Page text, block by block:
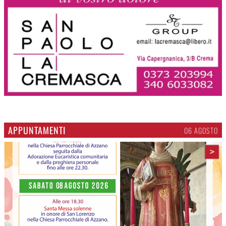
APPUNTAMENTI 06 AGOSTO
>